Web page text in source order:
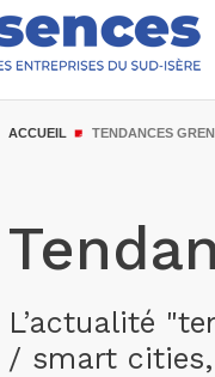
ACCUEIL TENDANCES
L’actualité
/ smart